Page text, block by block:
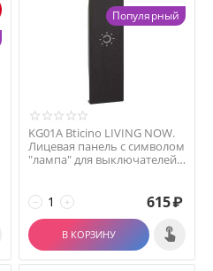
Популярный
KG01A Bticino LIVING NOW.
Лицевая панель с символом
"лампа" для выключателей
+
− 615₽
В КОРЗИНУ